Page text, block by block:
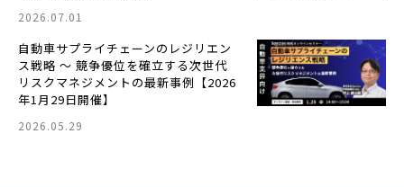
2026.07.01
自動車サプライチェーンのレジリエン
ス戦略 ～ 競争優位を確立する次世代
リスクマネジメントの最新事例【2026
年1月29日開催】
2026.05.29